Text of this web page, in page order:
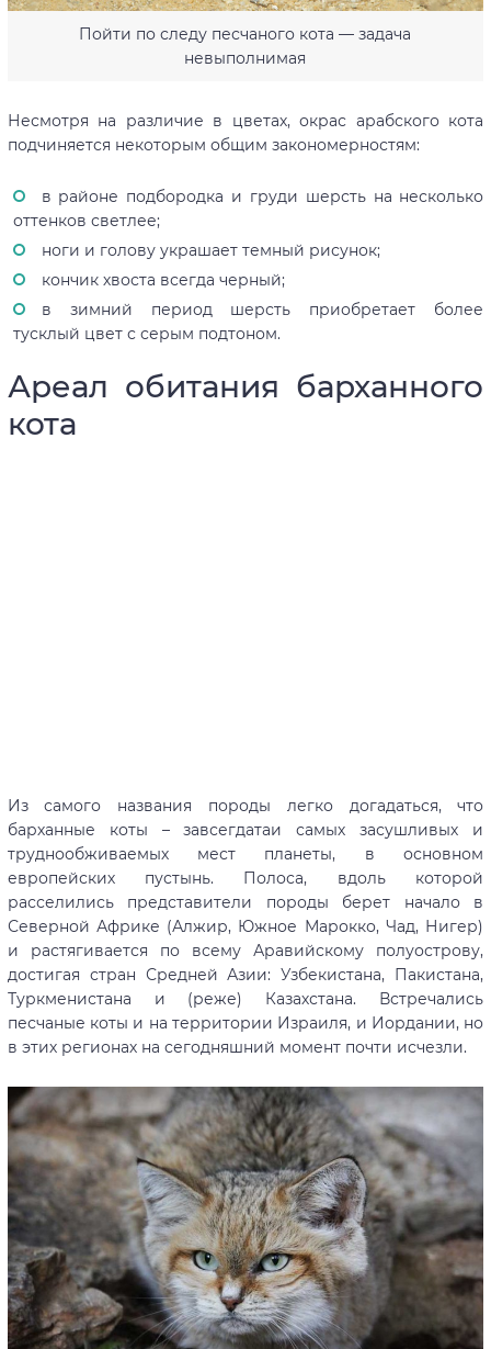
Пойти по следу песчаного кота — задача
невыполнимая
Несмотря на различие в цветах, окрас арабского кота
подчиняется некоторым общим закономерностям:
в районе подбородка и груди шерсть на несколько
оттенков светлее;
ноги и голову украшает темный рисунок;
кончик хвоста всегда черный;
в зимний период шерсть приобретает более
тусклый цвет с серым подтоном.
Ареал обитания барханного
кота
Из самого названия породы легко догадаться, что
барханные коты – завсегдатаи самых засушливых и
труднообживаемых мест планеты, в основном
европейских пустынь. Полоса, вдоль которой
расселились представители породы берет начало в
Северной Африке (Алжир, Южное Марокко, Чад, Нигер)
и растягивается по всему Аравийскому полуострову,
достигая стран Средней Азии: Узбекистана, Пакистана,
Туркменистана и (реже) Казахстана. Встречались
песчаные коты и на территории Израиля, и Иордании, но
в этих регионах на сегодняшний момент почти исчезли.